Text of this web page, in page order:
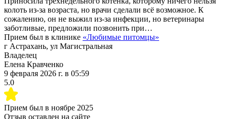
колоть из-за возраста, но врачи сделали всё возможное. К
сожалению, он не выжил из-за инфекции, но ветеринары
заботливые, предложили позвонить при…
Прием был в клинике «Любимые питомцы»
г Астрахань, ул Магистральная
Владелец
Елена Кравченко
9 февраля 2026 г. в 05:59
5.0
Прием был в ноябре 2025
Отзыв оставлен на сайте